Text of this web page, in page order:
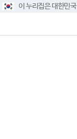
이 누리집은 대한민